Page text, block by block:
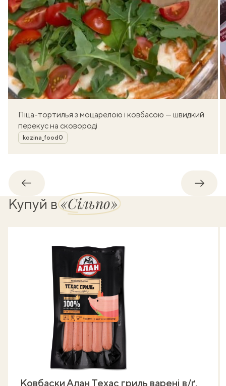
Піца-тортилья з моцарелою і ковбасою — швидкий
перекус на сковороді
Автор
kozina_food0
Назад
Купуй в«Сільпо»
Ковбаски Алан Техас гриль варені в/ґ,